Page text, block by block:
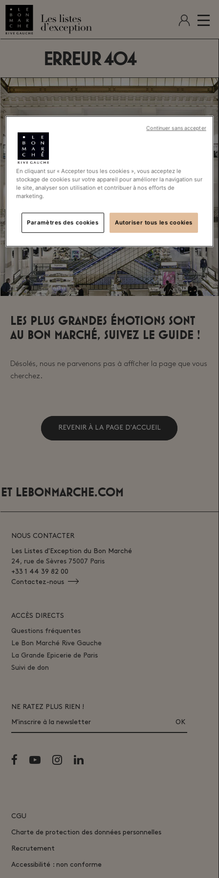
ERREUR 404
Les plus grandes émotions sont
au Bon Marché, suivez le guide !
Désolés, nous ne parvenons pas à afficher la page que vous
cherchez.
REVENIR À LA PAGE D'ACCUEIL
LEBONMARCHE.COM
NOUS CONTACTER
Les Listes d'Exception du Bon Marché
24, rue de Sèvres 75007 Paris
+33 1 44 39 82 00
Contactez-nous
ACCÈS DIRECTS
Questions fréquentes
Le Bon Marché Rive Gauche
La Grande Epicerie de Paris
Suivi de don
NE RATEZ PLUS RIEN !
M'inscrire à la newsletter
CGU
Charte de protection des données personnelles
Recrutement
Accessibilité : non conforme
En cliquant sur « Accepter tous les cookies », vous acceptez le
stockage de cookies sur votre appareil pour améliorer la navigation sur
le site, analyser son utilisation et contribuer à nos efforts de
marketing.
Paramètres des cookies Autoriser tous les cookies
Continuer sans accepter